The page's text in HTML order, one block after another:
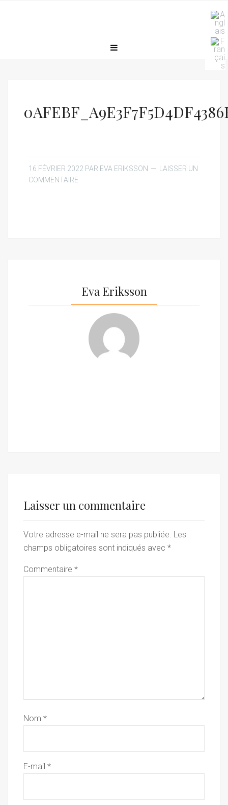
16 FÉVRIER 2022 PAR EVA ERIKSSON
LAISSER UN
COMMENTAIRE
Eva Eriksson
Laisser un commentaire
Votre adresse e-mail ne sera pas publiée. Les
champs obligatoires sont indiqués avec *
Commentaire *
Nom *
E-mail *